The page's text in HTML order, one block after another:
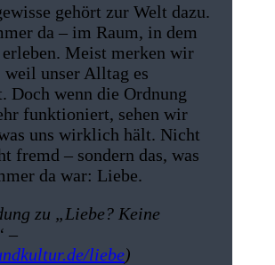
gehört zur Welt dazu.
da – im Raum, in dem
Meist merken wir
weil unser Alltag es
Doch wenn die Ordnung
funktioniert, sehen wir
uns wirklich hält. Nicht
fremd – sondern das, was
da war: Liebe.
zu „Liebe? Keine
–
liebe)